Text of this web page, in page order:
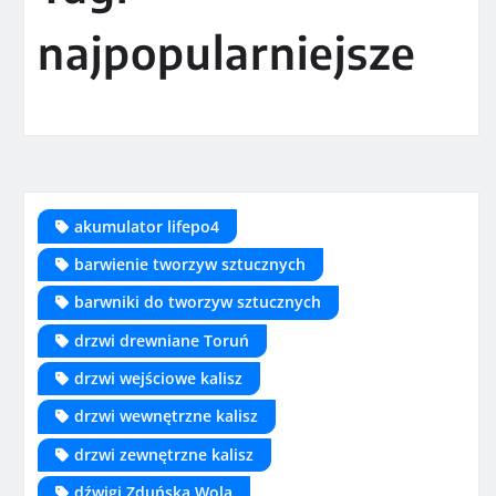
najpopularniejsze
akumulator lifepo4
barwienie tworzyw sztucznych
barwniki do tworzyw sztucznych
drzwi drewniane Toruń
drzwi wejściowe kalisz
drzwi wewnętrzne kalisz
drzwi zewnętrzne kalisz